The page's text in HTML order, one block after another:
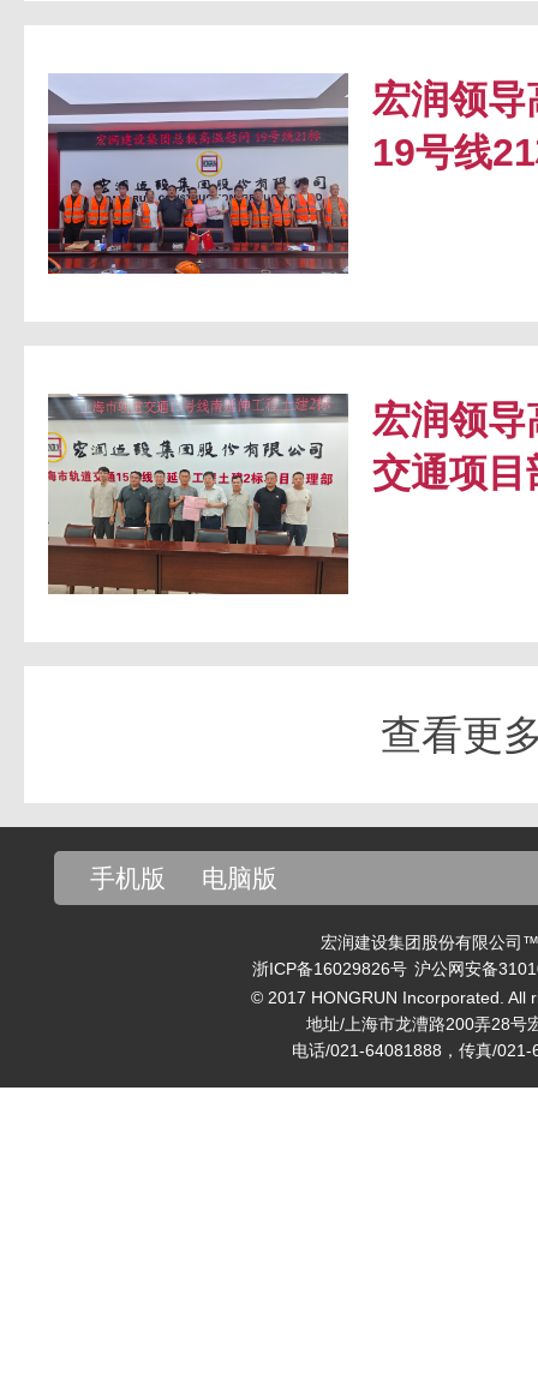
宏润领
19号线
宏润领
交通项目
查看更
手机版 电脑版
宏润建设集团股份有限公司
浙ICP备16029826号 沪公网安备
© 2017 HONGRUN Incorporated. All
地址/上海市龙漕路200弄28号
电话/021-64081888，传真/021-